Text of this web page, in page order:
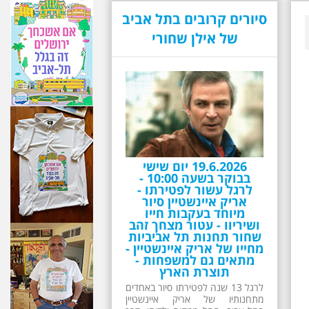
סיורים קרובים בתל אביב
של אילן שחורי
19.6.2026 יום שישי
בבוקר בשעה 10:00 -
לרגל עשור לפטירתו -
אריק איינשטיין סיור
מיוחד בעקבות חייו
ושיריוו - עטור מצחך זהב
שחור תחנות תל אביביות
מחייו של אריק איינשטיין -
מתאים גם למשפחות -
תוצרת הארץ
לרגל 13 שנה לפטירתו סיור באחדים
מתחנותיו של אריק איינשטיין